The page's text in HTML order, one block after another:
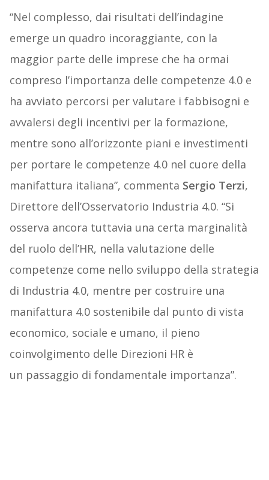
“Nel complesso, dai risultati dell’indagine
emerge un quadro incoraggiante, con la
maggior parte delle imprese che ha ormai
compreso l’importanza delle competenze 4.0 e
ha avviato percorsi per valutare i fabbisogni e
avvalersi degli incentivi per la formazione,
mentre sono all’orizzonte piani e investimenti
per portare le competenze 4.0 nel cuore della
manifattura italiana”, commenta Sergio Terzi,
Direttore dell’Osservatorio Industria 4.0. “Si
osserva ancora tuttavia una certa marginalità
del ruolo dell’HR, nella valutazione delle
competenze come nello sviluppo della strategia
di Industria 4.0, mentre per costruire una
manifattura 4.0 sostenibile dal punto di vista
economico, sociale e umano, il pieno
coinvolgimento delle Direzioni HR è
un passaggio di fondamentale importanza”.